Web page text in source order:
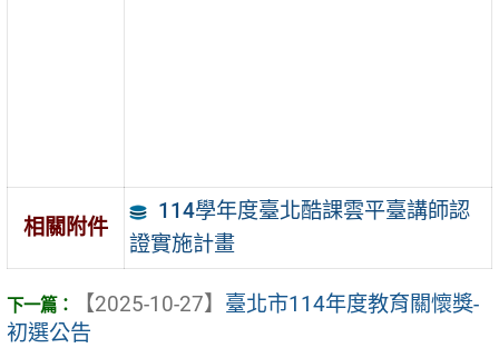
相關附件
114學年度臺北酷課雲平臺講師認
證實施計畫
【2025-10-27】 臺北市114年度教育關懷獎-
初選公告